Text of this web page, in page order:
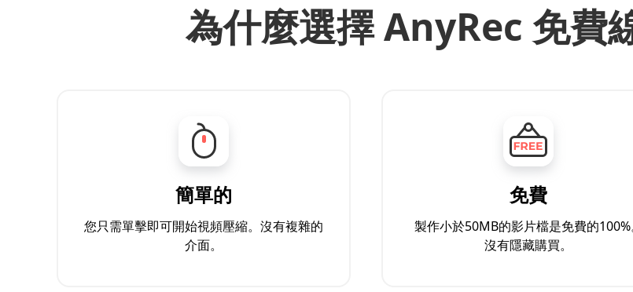
為什麼選擇 AnyRec 免費
簡單的
您只需單擊即可開始視頻壓縮。沒有複雜的
介面。
免費
製作小於50MB的影片檔是免費的100%
沒有隱藏購買。